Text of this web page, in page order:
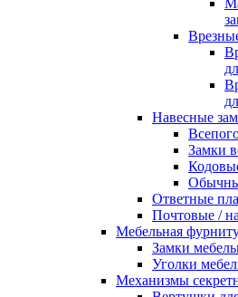
Навесные
Замки
Ответные
Почтовые /
Мебельная
Замки
Уголки
Механизмы